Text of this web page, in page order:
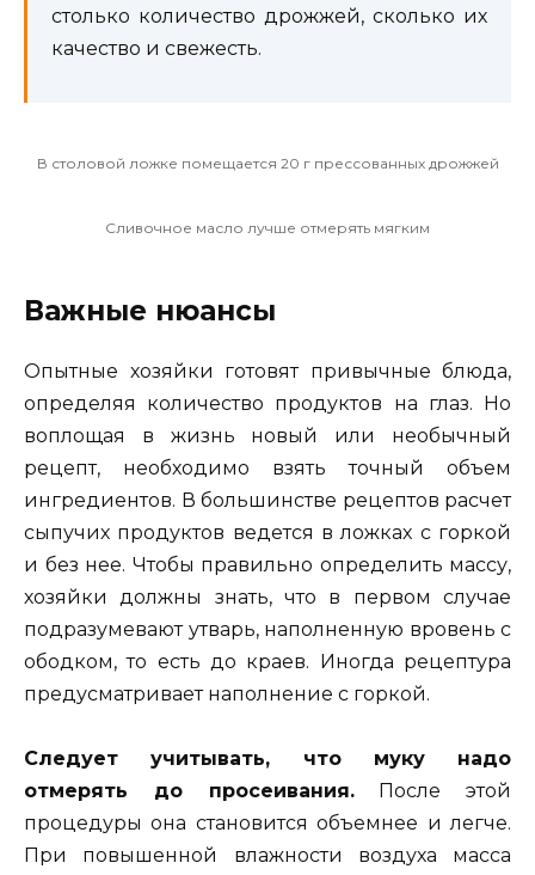
столько количество дрожжей, сколько их
качество и свежесть.
В столовой ложке помещается 20 г прессованных дрожжей
Сливочное масло лучше отмерять мягким
Важные нюансы
Опытные хозяйки готовят привычные блюда,
определяя количество продуктов на глаз. Но
воплощая в жизнь новый или необычный
рецепт, необходимо взять точный объем
ингредиентов. В большинстве рецептов расчет
сыпучих продуктов ведется в ложках с горкой
и без нее. Чтобы правильно определить массу,
хозяйки должны знать, что в первом случае
подразумевают утварь, наполненную вровень с
ободком, то есть до краев. Иногда рецептура
предусматривает наполнение с горкой.
Следует учитывать, что муку надо
отмерять до просеивания.После этой
процедуры она становится объемнее и легче.
При повышенной влажности воздуха масса